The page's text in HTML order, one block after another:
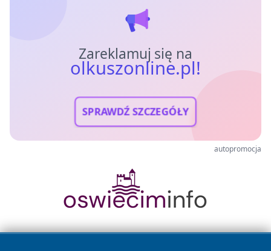
Zareklamuj się na
olkuszonline.pl!
SPRAWDŹ SZCZEGÓŁY
autopromocja